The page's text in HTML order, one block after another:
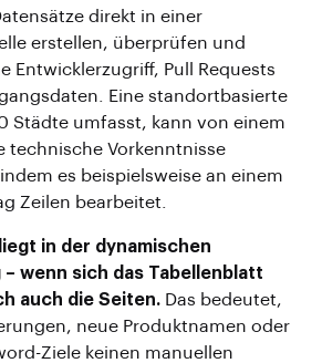
direkt in einer
erstellen, überprüfen und
Entwicklerzugriff, Pull Requests
Eine standortbasierte
Städte umfasst, kann von einem
technische Vorkenntnisse
es beispielsweise an einem
Zeilen bearbeitet.
in der dynamischen
wenn sich das Tabellenblatt
auch die Seiten. Das bedeutet,
neue Produktnamen oder
Ziele keinen manuellen